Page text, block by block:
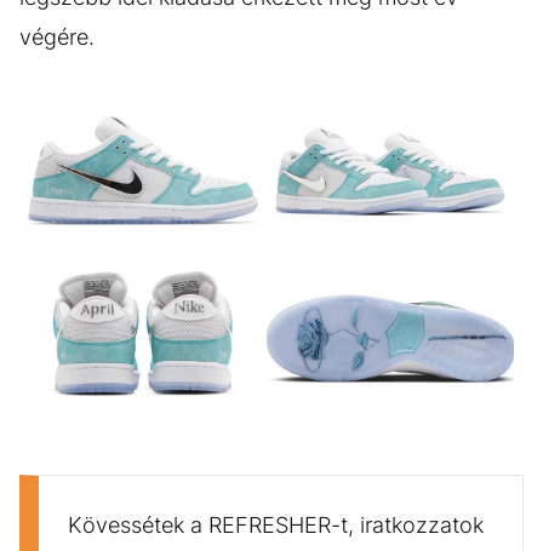
végére.
Kövessétek a REFRESHER-t, iratkozzatok